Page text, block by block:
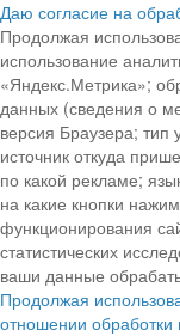
Даю согласие на
Продолжая
использование
«Яндекс.Метрика»;
данных (сведения о
версия Браузера; тип
источник откуда
по какой рекламе;
на какие кнопки
функционирования
статистических
ваши данные
Продолжая
отношении